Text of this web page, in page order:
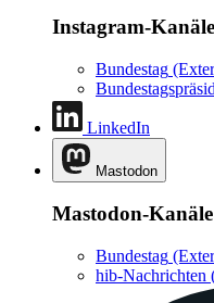
Instagram-Kanäle
Bundestag
LinkedIn
Mastodon
Mastodon-Kanäle
Bundestag
hib-Nachrichten